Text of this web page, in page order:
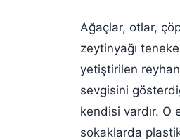
Ağaçlar, otlar,
zeytinyağı
yetiştirilen
sevgisini
kendisi vardır. O
sokaklarda